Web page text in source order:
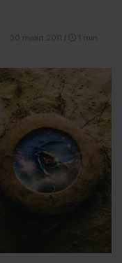
30 maart 2011 1 min